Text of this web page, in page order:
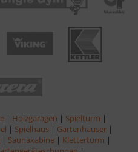
| Holzgaragen | Spielturm |
| Spielhaus | Gartenhäuser |
| Saunakabine | Kletterturm |